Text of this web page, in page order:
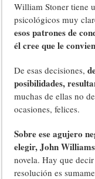
William Stoner tiene
psicológicos muy
esos patrones de
él cree que le
De esas decisiones,
posibilidades,
muchas de ellas no
ocasiones, felices.
Sobre ese agujero
elegir, John
novela. Hay que
resolución es